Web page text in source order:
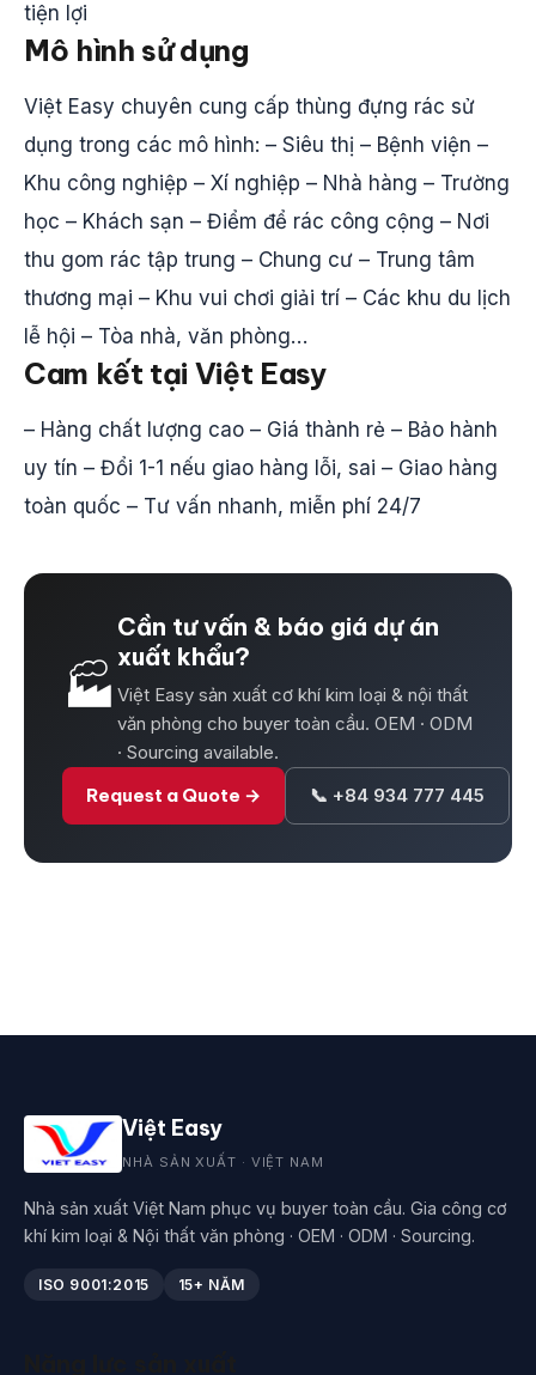
tiện lợi
Mô hình sử dụng
Việt Easy chuyên cung cấp thùng đựng rác sử
dụng trong các mô hình: – Siêu thị – Bệnh viện –
Khu công nghiệp – Xí nghiệp – Nhà hàng – Trường
học – Khách sạn – Điểm để rác công cộng – Nơi
thu gom rác tập trung – Chung cư – Trung tâm
thương mại – Khu vui chơi giải trí – Các khu du lịch
lễ hội – Tòa nhà, văn phòng…
Cam kết tại Việt Easy
– Hàng chất lượng cao – Giá thành rẻ – Bảo hành
uy tín – Đổi 1-1 nếu giao hàng lỗi, sai – Giao hàng
toàn quốc – Tư vấn nhanh, miễn phí 24/7
🏭
Cần tư vấn & báo giá dự án
xuất khẩu?
Việt Easy sản xuất cơ khí kim loại & nội thất
văn phòng cho buyer toàn cầu. OEM · ODM
· Sourcing available.
Request a Quote →
📞 +84 934 777 445
Việt Easy
NHÀ SẢN XUẤT · VIỆT NAM
Nhà sản xuất Việt Nam phục vụ buyer toàn cầu. Gia công cơ
khí kim loại & Nội thất văn phòng · OEM · ODM · Sourcing.
ISO 9001:2015 15+ NĂM